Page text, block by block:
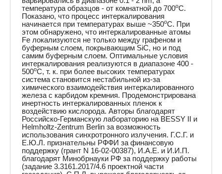
температура образцов - от комнатной до 700oC.
Показано, что процесс интеркалирования
начинается при температурах выше ~350oC. При
этом обнаружено, что интеркалированные атомы
Fe локализуются не только между графеном и
буферным слоем, покрывающим SiC, но и под
самим буферным слоем. Оптимальные условия
интеркалирования реализуются в диапазоне 400 -
500oC, т. к. при более высоких температурах
система становится нестабильной из-за
химического взаимодействия интеркалированного
железа с карбидом кремния. Продемонстрирована
инертность интеркалированных пленок к
воздействию кислорода. Авторы благодарят
Российско-Германскую лабораторию на BESSY II и
Helmholtz-Zentrum Berlin за возможность
использования синхротронного излучения. Г.С.Г. и
Е.Ю.Л. признательны РФФИ за финансовую
поддержку (грант N 16-02-00387), И.А.Е. и И.И.П.
благодарят Минобрнауки РФ за поддержку работы
(задание 3.3161.2017/4.6 проектной части